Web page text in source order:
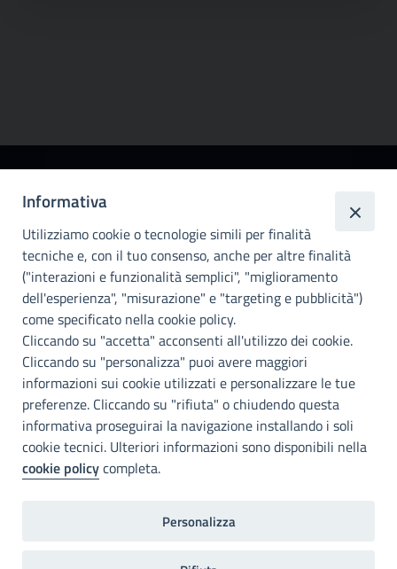
metropolitana di
Palermo
Info e contatti
Città Metropoliitana di Palermo
Via Maqueda, 100 - 90134 - Palermo
Cod. Fisc. 80021470820
PEC: cm.pa@cert.cittametropolitana.pa.it
I nostri canali social
Accessibilità
Città Metropolitana di Palermo si impegna a rendere il proprio sito
web accessibile, conformemente al D.lgs. 10 agosto 2018, n°106
Informativa
Utilizziamo cookie o tecnologie simili per finalità
tecniche e, con il tuo consenso, anche per altre finalità
("interazioni e funzionalità semplici", "miglioramento
dell'esperienza", "misurazione" e "targeting e pubblicità")
come specificato nella cookie policy.
Cliccando su "accetta" acconsenti all'utilizzo dei cookie.
Cliccando su "personalizza" puoi avere maggiori
informazioni sui cookie utilizzati e personalizzare le tue
preferenze. Cliccando su "rifiuta" o chiudendo questa
informativa proseguirai la navigazione installando i soli
cookie tecnici. Ulteriori informazioni sono disponibili nella
cookie policycompleta.
Personalizza